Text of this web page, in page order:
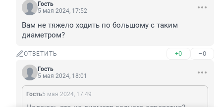
Гость
5 мая 2024, 17:52
Вам не тяжело ходить по большому с таким
диаметром?
ОТВЕТИТЬ +0 –0
Гость
5 мая 2024, 18:01
Гость5 мая 2024, 17:49